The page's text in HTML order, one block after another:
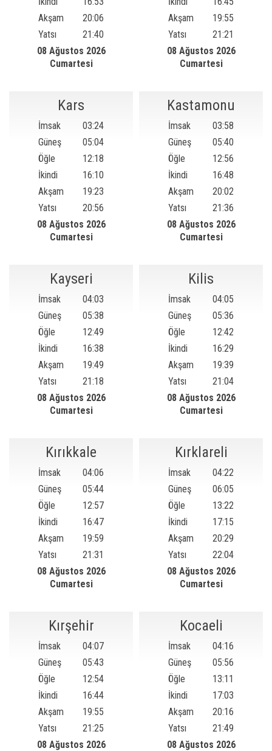
Akşam
20:06
Yatsı
21:40
08 Ağustos 2026
Cumartesi
Akşam
19:55
Yatsı
21:21
08 Ağustos 2026
Cumartesi
Kars
İmsak
03:24
Güneş
05:04
Öğle
12:18
İkindi
16:10
Akşam
19:23
Yatsı
20:56
08 Ağustos 2026
Cumartesi
Kastamonu
İmsak
03:58
Güneş
05:40
Öğle
12:56
İkindi
16:48
Akşam
20:02
Yatsı
21:36
08 Ağustos 2026
Cumartesi
Kayseri
İmsak
04:03
Güneş
05:38
Öğle
12:49
İkindi
16:38
Akşam
19:49
Yatsı
21:18
08 Ağustos 2026
Cumartesi
Kilis
İmsak
04:05
Güneş
05:36
Öğle
12:42
İkindi
16:29
Akşam
19:39
Yatsı
21:04
08 Ağustos 2026
Cumartesi
Kırıkkale
İmsak
04:06
Güneş
05:44
Öğle
12:57
İkindi
16:47
Akşam
19:59
Yatsı
21:31
08 Ağustos 2026
Cumartesi
Kırklareli
İmsak
04:22
Güneş
06:05
Öğle
13:22
İkindi
17:15
Akşam
20:29
Yatsı
22:04
08 Ağustos 2026
Cumartesi
Kırşehir
İmsak
04:07
Güneş
05:43
Öğle
12:54
İkindi
16:44
Akşam
19:55
Yatsı
21:25
08 Ağustos 2026
Kocaeli
İmsak
04:16
Güneş
05:56
Öğle
13:11
İkindi
17:03
Akşam
20:16
Yatsı
21:49
08 Ağustos 2026